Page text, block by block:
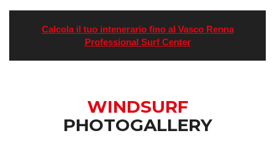
Calcola il tuo intenerario fino al Vasco Renna
Professional Surf Center
WINDSURF
PHOTOGALLERY